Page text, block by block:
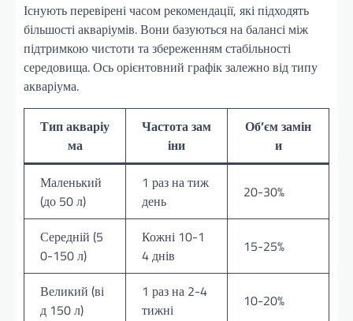
Існують перевірені часом рекомендації, які підходять
більшості акваріумів. Вони базуються на балансі між
підтримкою чистоти та збереженням стабільності
середовища. Ось орієнтовний графік залежно від типу
акваріума.
Тип акваріу
ма
Частота зам
іни
Об’єм замін
и
Маленький
(до 50 л)
1 раз на тиж
день
20-30%
Середній (5
0-150 л)
Кожні 10-1
4 днів
15-25%
Великий (ві
д 150 л)
1 раз на 2-4
тижні
10-20%